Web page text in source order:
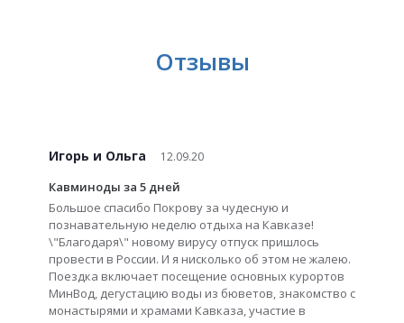
Отзывы
Игорь и Ольга 12.09.20
Кавминоды за 5 дней
Большое спасибо Покрову за чудесную и
познавательную неделю отдыха на Кавказе!
\"Благодаря\" новому вирусу отпуск пришлось
провести в России. И я нисколько об этом не жалею.
Поездка включает посещение основных курортов
МинВод, дегустацию воды из бюветов, знакомство с
монастырями и храмами Кавказа, участие в